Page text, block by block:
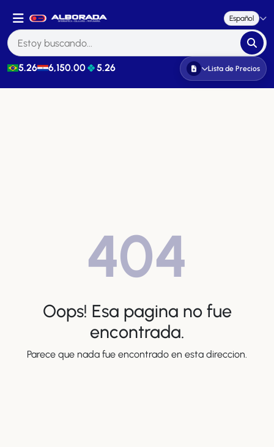
Español
5.26 6,150.00 5.26 Lista de Precios
404
Oops! Esa pagina no fue
encontrada.
Parece que nada fue encontrado en esta direccion.